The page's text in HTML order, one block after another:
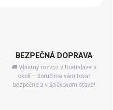
BEZPEČNÁ DOPRAVA
🚚 Vlastný rozvoz v Bratislave a
okolí – doručíme vám tovar
bezpečne a v špičkovom stave!